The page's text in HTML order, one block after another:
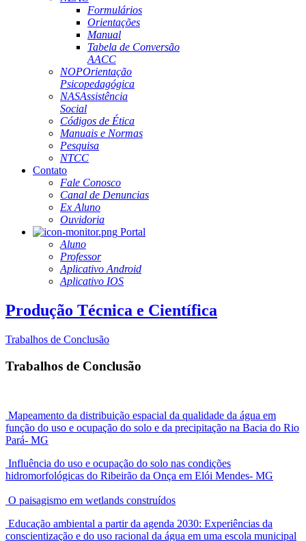
Formulários
Orientações
Manual
Tabela de Conversão
AACC
NOPOrientação
Psicopedagógica
NASAssistência
Social
Códigos de Ética
Manuais e Normas
Pesquisa
NTCC
Contato
Fale Conosco
Canal de Denuncias
Ex Aluno
Ouvidoria
Portal
Aluno
Professor
Aplicativo Android
Aplicativo IOS
Produção Técnica e Científica
Trabalhos de Conclusão
Trabalhos de Conclusão
Mapeamento da distribuição espacial da qualidade da água em
função do uso e ocupação do solo e da precipitação na Bacia do Rio
Pará- MG
Influência do uso e ocupação do solo nas condições
hidromorfológicas do Ribeirão da Onça em Elói Mendes- MG
O paisagismo em wetlands construídos
Educação ambiental a partir da agenda 2030: Experiências da
conscientização e do uso racional da água em uma escola municipal